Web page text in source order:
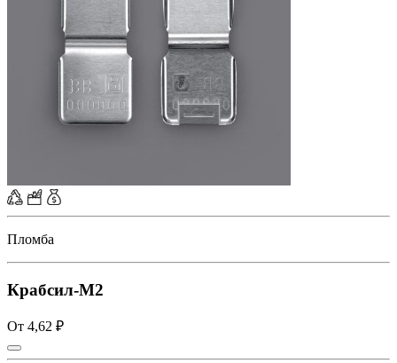
Пломба
Крабсил-М2
От 4,62 ₽